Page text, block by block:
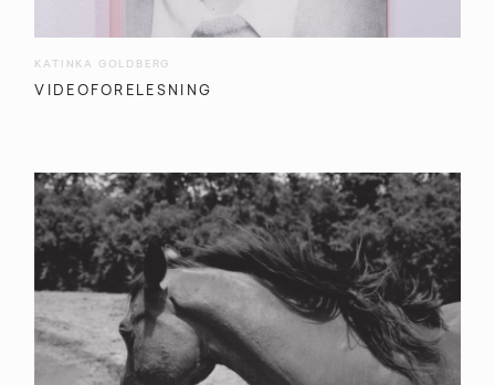
KATINKA GOLDBERG
VIDEOFORELESNING